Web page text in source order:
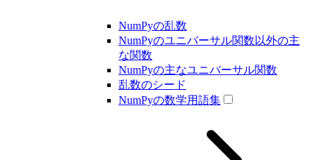
NumPyの乱数
NumPyのユニバーサル関数以外の主
な関数
NumPyの主なユニバーサル関数
乱数のシード
NumPyの数学用語集